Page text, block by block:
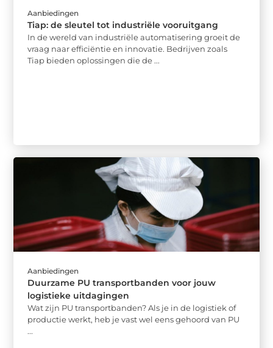
Aanbiedingen
Tiap: de sleutel tot industriële vooruitgang
In de wereld van industriële automatisering groeit de
vraag naar efficiëntie en innovatie. Bedrijven zoals
Tiap bieden oplossingen die de ...
Aanbiedingen
Duurzame PU transportbanden voor jouw
logistieke uitdagingen
Wat zijn PU transportbanden? Als je in de logistiek of
productie werkt, heb je vast wel eens gehoord van PU
...